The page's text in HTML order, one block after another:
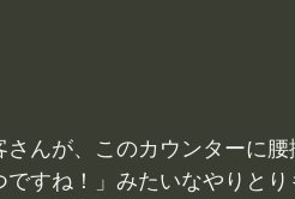
んが、このカウンターに
すね！」みたいなやりとり